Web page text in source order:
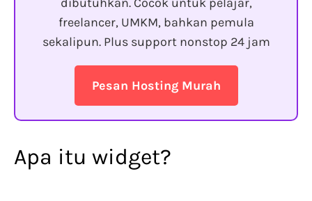
freelancer, UMKM, bahkan pemula
sekalipun. Plus support nonstop 24 jam
Pesan Hosting Murah
Apa itu widget?